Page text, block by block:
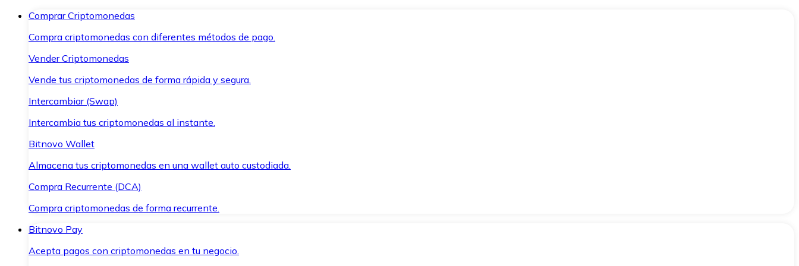
Comprar Criptomonedas
Compra criptomonedas con diferentes métodos de pago.
Vender Criptomonedas
Vende tus criptomonedas de forma rápida y segura.
Intercambiar (Swap)
Intercambia tus criptomonedas al instante.
Bitnovo Wallet
Almacena tus criptomonedas en una wallet auto custodiada.
Compra Recurrente (DCA)
Compra criptomonedas de forma recurrente.
Bitnovo Pay
Acepta pagos con criptomonedas en tu negocio.